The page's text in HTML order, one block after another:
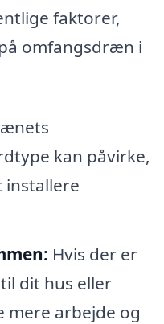
faktorer,
omfangsdræn i
kan påvirke,
Hvis der er
dit hus eller
mere arbejde og